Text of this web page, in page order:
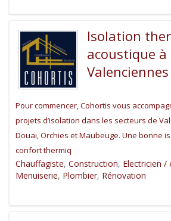
Isolation
acoustique à
Valenciennes
Pour commencer, Cohortis vous
projets d’isolation dans les secteurs de
Douai, Orchies et Maubeuge. Une bonne
confort thermiq
Chauffagiste, Construction, Electricien /
Menuiserie, Plombier, Rénovation